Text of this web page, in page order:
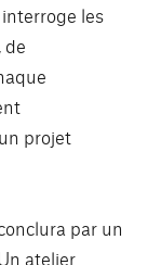
interroge les
de
projet
par un
atelier